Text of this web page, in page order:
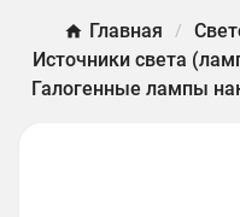
Главная
Источники света
Галогенные лампы